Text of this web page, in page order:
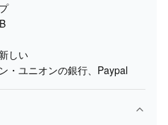
しい
・ユニオンの銀行、Paypal